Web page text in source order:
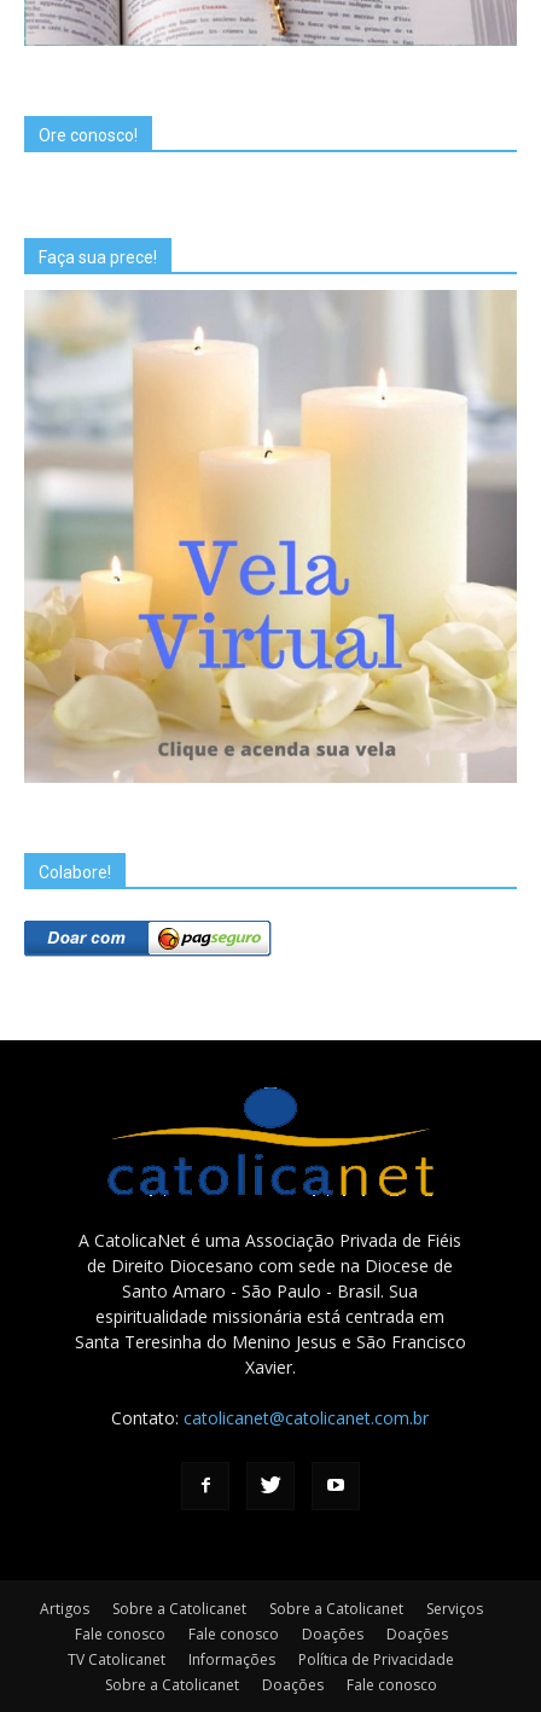
Ore conosco!
Faça sua prece!
Colabore!
A CatolicaNet é uma Associação Privada de Fiéis
de Direito Diocesano com sede na Diocese de
Santo Amaro - São Paulo - Brasil. Sua
espiritualidade missionária está centrada em
Santa Teresinha do Menino Jesus e São Francisco
Xavier.
Contato:catolicanet@catolicanet.com.br
Artigos Sobre a Catolicanet Sobre a Catolicanet
Serviços
Fale conosco
Fale conosco Doações
Doações
TV Catolicanet
Informações
Política de Privacidade
Sobre a Catolicanet
Doações Fale conosco